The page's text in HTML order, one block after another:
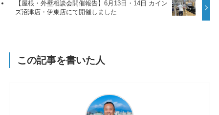
【屋根・外壁相談会開催報告】6月13日・14日 カイン
ズ沼津店・伊東店にて開催しました
この記事を書いた人